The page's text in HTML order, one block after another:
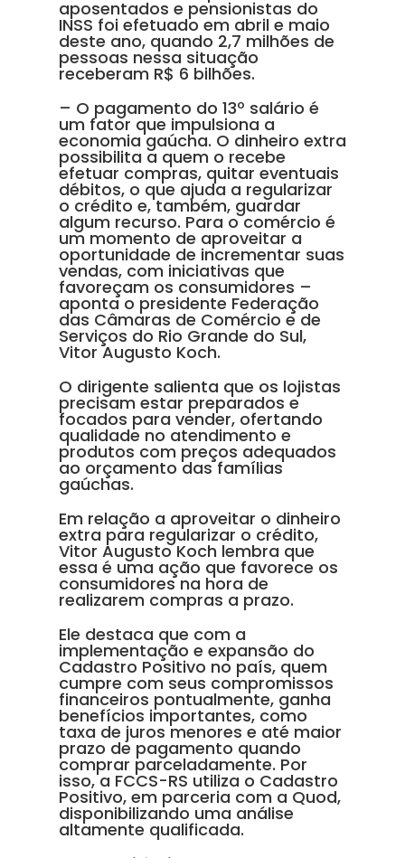
aposentados e pensionistas do
INSS foi efetuado em abril e maio
deste ano, quando 2,7 milhões de
pessoas nessa situação
receberam R$ 6 bilhões.
– O pagamento do 13º salário é
um fator que impulsiona a
economia gaúcha. O dinheiro extra
possibilita a quem o recebe
efetuar compras, quitar eventuais
débitos, o que ajuda a regularizar
o crédito e, também, guardar
algum recurso. Para o comércio é
um momento de aproveitar a
oportunidade de incrementar suas
vendas, com iniciativas que
favoreçam os consumidores –
aponta o presidente Federação
das Câmaras de Comércio e de
Serviços do Rio Grande do Sul,
Vitor Augusto Koch.
O dirigente salienta que os lojistas
precisam estar preparados e
focados para vender, ofertando
qualidade no atendimento e
produtos com preços adequados
ao orçamento das famílias
gaúchas.
Em relação a aproveitar o dinheiro
extra para regularizar o crédito,
Vitor Augusto Koch lembra que
essa é uma ação que favorece os
consumidores na hora de
realizarem compras a prazo.
Ele destaca que com a
implementação e expansão do
Cadastro Positivo no país, quem
cumpre com seus compromissos
financeiros pontualmente, ganha
benefícios importantes, como
taxa de juros menores e até maior
prazo de pagamento quando
comprar parceladamente. Por
isso, a FCCS-RS utiliza o Cadastro
Positivo, em parceria com a Quod,
disponibilizando uma análise
altamente qualificada.